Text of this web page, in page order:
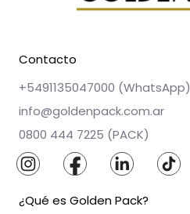
Contacto
+5491135047000 (WhatsApp)
info@goldenpack.com.ar
0800 444 7225 (PACK)
¿Qué es Golden Pack?